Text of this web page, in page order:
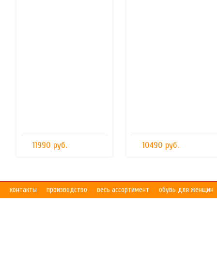
11990 руб. 10490 руб.
контакты производство весь ассортимент обувь для женщин